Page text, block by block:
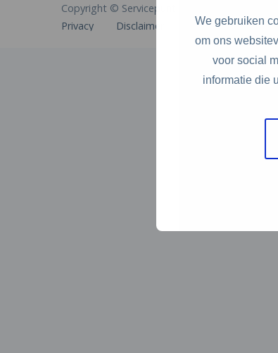
We gebruiken
om ons
voor social
informatie die
Copyright © Servicepunt Circulair
Privacy
Disclaimer Cookies